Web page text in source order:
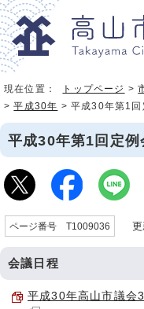
現在位置： トップページ >
>平成30年 > 平成30年第1回
平成30年第1回定例
ページ番号 T1009036 更
会議日程
平成30年高山市議